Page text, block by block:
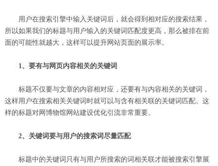
用户在搜索引擎中输入关键词后，就会得到相对应的搜索结果，
所以如果我们的标题与用户输入的关键词匹配度更高，那么被排在前
面的可能性就越大，这样可以提升网站页面的展示率。
1、要有与网页内容相关的关键词
标题不仅要与文章的内容相对应，还要有与内容相关的关键词，
这样用户在搜索相关关键词时就可以与含有相关联的关键词匹配。这
样的标题对网博物馆网站建设优化引流非常重要。
2、关键词要与用户的搜索词尽量匹配
标题中的关键词只有与用户所搜索的词相关联才能被搜索引擎展